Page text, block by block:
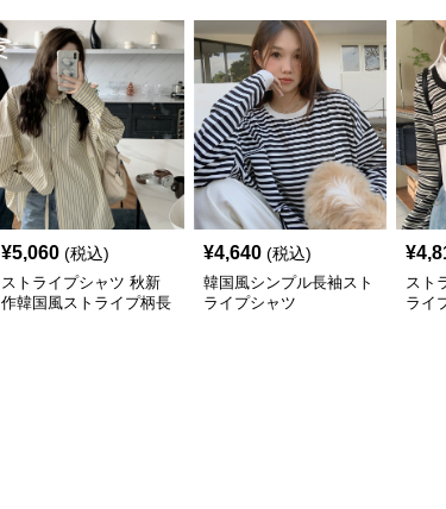
¥5,060 (税込)
ストライプシャツ 秋新
作韓国風ストライプ柄長
¥4,640 (税込)
韓国風シンプル長袖スト
ライプシャツ
¥
スト
ライ